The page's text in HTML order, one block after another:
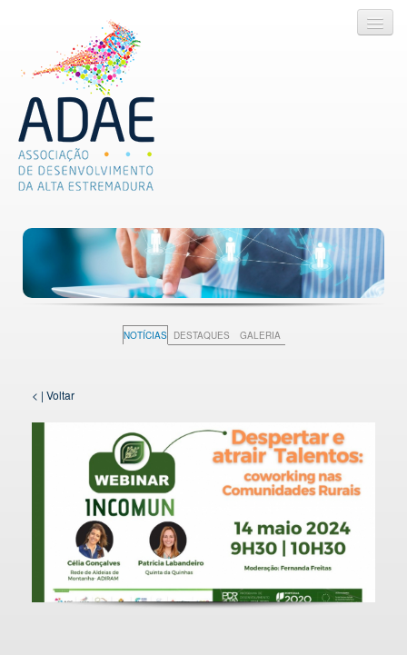
PROJETOS
LEGISLAÇÃO ÚTILNOTÍCIAS DESTAQUES GALERIA
< | Voltar